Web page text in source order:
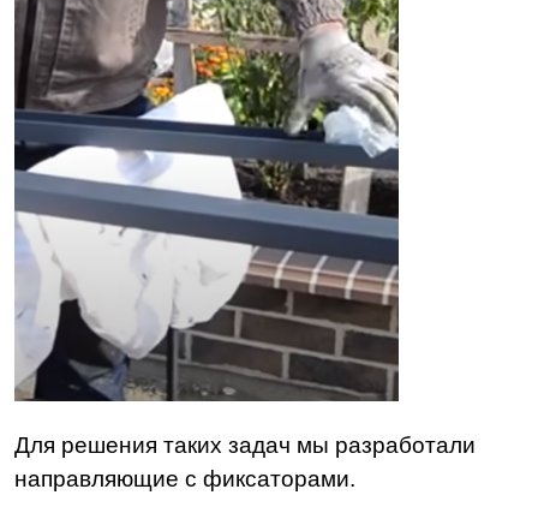
Для решения таких задач мы разработали
направляющие с фиксаторами.